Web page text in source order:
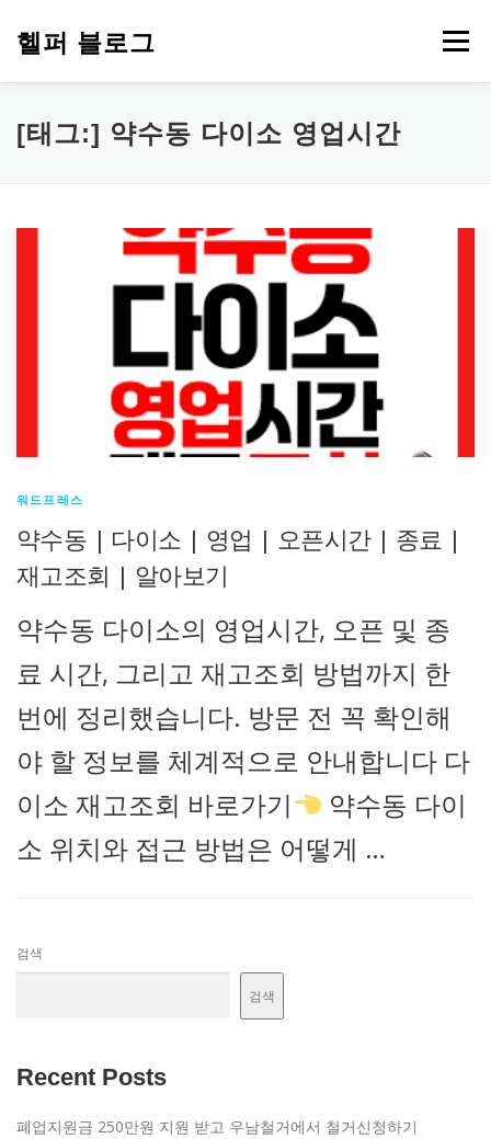
헬퍼 블로그 메뉴
워드프레스 복지 챗GPT PDF 파일 변환
[태그:] 약수동 다이소 영업시간
워드프레스
약수동 | 다이소 | 영업 | 오픈시간 | 종료 |
재고조회 | 알아보기
약수동 다이소의 영업시간, 오픈 및 종
료 시간, 그리고 재고조회 방법까지 한
번에 정리했습니다. 방문 전 꼭 확인해
야 할 정보를 체계적으로 안내합니다 다
이소 재고조회 바로가기
약수동 다이
소 위치와 접근 방법은 어떻게 …
검색
검색
Recent Posts
폐업지원금 250만원 지원 받고 우남철거에서 철거신청하기